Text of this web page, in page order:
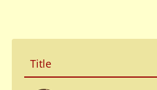
Title